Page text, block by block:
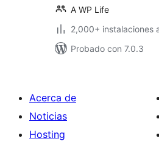
A WP Life
2,000+ instalaciones
Probado con 7.0.3
Acerca de
Noticias
Hosting